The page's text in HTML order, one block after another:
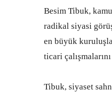
Besim Tibuk,
radikal siyasi
en büyük
ticari
Tibuk, siyaset